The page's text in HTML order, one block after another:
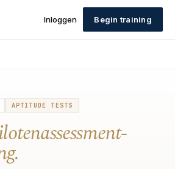
Inloggen Begin training
APTITUDE TESTS